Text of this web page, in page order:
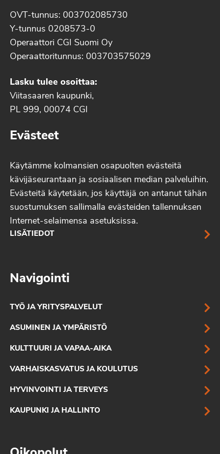
OVT-tunnus: 003702085730
Y-tunnus 0208573-0
Operaattori CGI Suomi Oy
Operaattoritunnus: 003703575029
Lasku tulee osoittaa:
Viitasaaren kaupunki,
PL 999, 00074 CGI
Evästeet
Käytämme kolmansien osapuolten evästeitä
kävijäseurantaan ja sosiaalisen median palveluihin.
Evästeitä käytetään, jos käyttäjä on antanut tähän
suostumuksen sallimalla evästeiden tallennuksen
Internet-selaimensa asetuksissa.
LISÄTIEDOT
Navigointi
TYÖ JA YRITYSPALVELUT
ASUMINEN JA YMPÄRISTÖ
KULTTUURI JA VAPAA-AIKA
VARHAISKASVATUS JA KOULUTUS
HYVINVOINTI JA TERVEYS
KAUPUNKI JA HALLINTO